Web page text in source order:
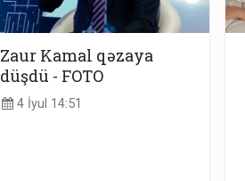
Zaur Kamal qəzaya
düşdü - FOTO
4 İyul 14:51